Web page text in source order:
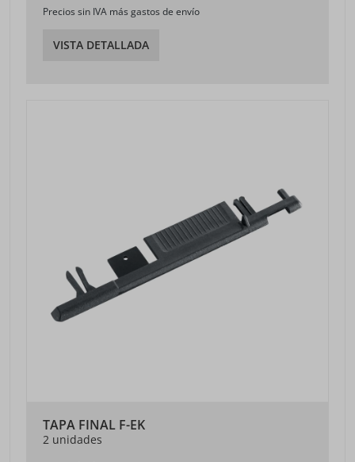
Precios sin IVA más gastos de envío
VISTA DETALLADA
TAPA FINAL F-EK
2 unidades